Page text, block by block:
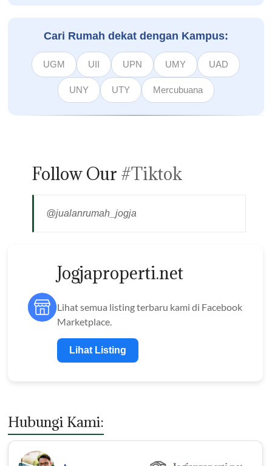
Cari Rumah dekat dengan Kampus:
UGM UII UPN UMY UAD
UNY UTY Mercubuana
Follow Our #Tiktok
@jualanrumah_jogja
Jogjaproperti.net
Lihat semua listing terbaru kami di Facebook
Marketplace.
Lihat Listing
Hubungi Kami: